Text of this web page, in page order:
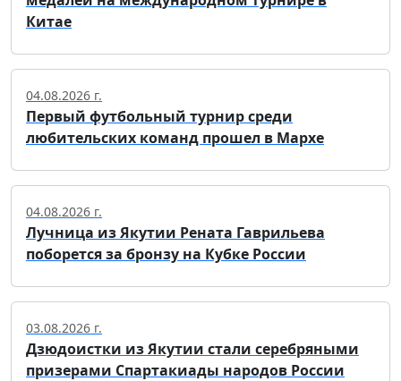
Китае
04.08.2026 г.
Первый футбольный турнир среди
любительских команд прошел в Мархе
04.08.2026 г.
Лучница из Якутии Рената Гаврильева
поборется за бронзу на Кубке России
03.08.2026 г.
Дзюдоистки из Якутии стали серебряными
призерами Спартакиады народов России